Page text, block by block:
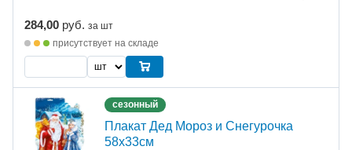
284,00 руб. за шт
присутствует на складе
сезонный
Плакат Дед Мороз и Снегурочка
58х33см